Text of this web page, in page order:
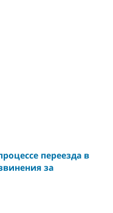
переезда в
за